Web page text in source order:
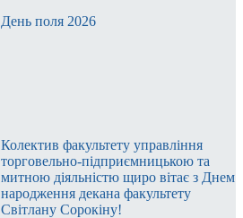
День поля 2026
Колектив факультету управління
торговельно-підприємницькою та
митною діяльністю щиро вітає з Днем
народження декана факультету
Світлану Сорокіну!